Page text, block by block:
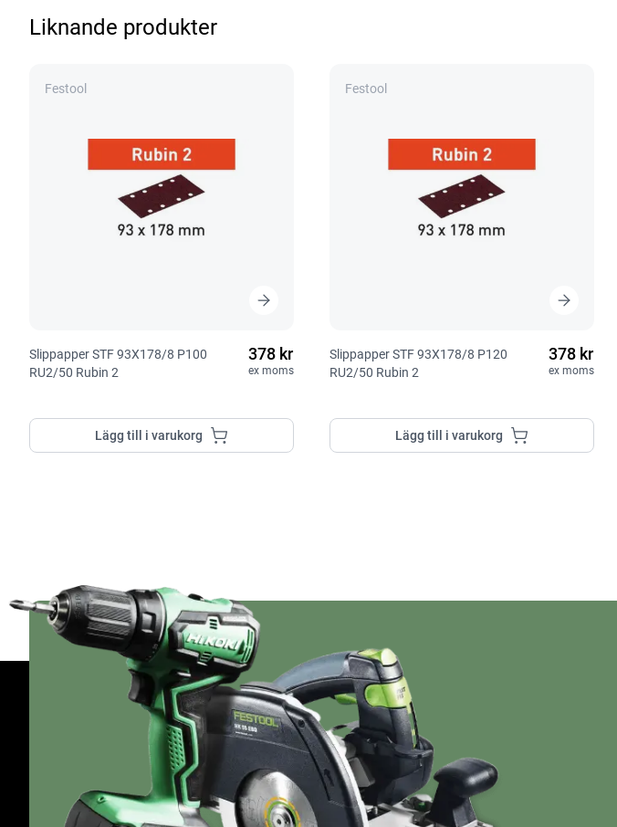
Liknande produkter
Festool
Slippapper STF 93X178/8 P100
RU2/50 Rubin 2
378 kr
ex moms
Lägg till i varukorg
Festool
Slippapper STF 93X178/8 P120
RU2/50 Rubin 2
378 kr
ex moms
Lägg till i varukorg